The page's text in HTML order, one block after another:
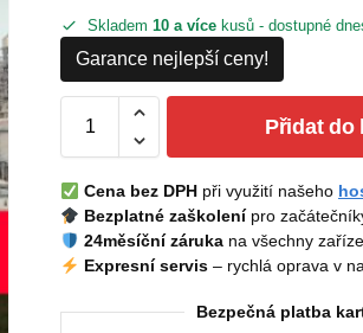
Skladem10 a více kusů - dostupné
Garance nejlepší ceny!
Přidat do
Cena bez DPH při využití našeho
Bezplatné zaškolenípro
24měsíční záruka na všechny
Expresní servis – rychlá oprava v
Bezpečná platba